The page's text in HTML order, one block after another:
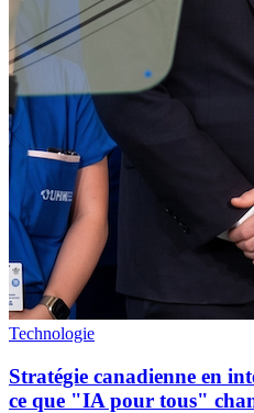
Technologie
Stratégie canadienne en
ce que "IA pour tous"